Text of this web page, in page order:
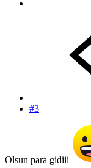
#3
Olsun para gidiii